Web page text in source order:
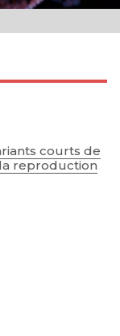
courts de
reproduction